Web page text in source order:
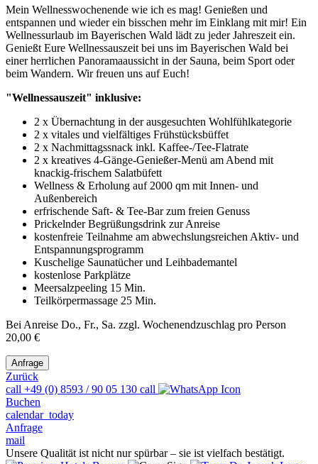
Mein Wellnesswochenende wie ich es mag! Genießen und
entspannen und wieder ein bisschen mehr im Einklang mit mir! Ein
Wellnessurlaub im Bayerischen Wald lädt zu jeder Jahreszeit ein.
Genießt Eure Wellnessauszeit bei uns im Bayerischen Wald bei
einer herrlichen Panoramaaussicht in der Sauna, beim Sport oder
beim Wandern. Wir freuen uns auf Euch!
"Wellnessauszeit" inklusive:
2 x Übernachtung in der ausgesuchten Wohlfühlkategorie
2 x vitales und vielfältiges Frühstücksbüffet
2 x Nachmittagssnack inkl. Kaffee-/Tee-Flatrate
2 x kreatives 4-Gänge-Genießer-Menü am Abend mit
knackig-frischem Salatbüfett
Wellness & Erholung auf 2000 qm mit Innen- und
Außenbereich
erfrischende Saft- & Tee-Bar zum freien Genuss
Prickelnder Begrüßungsdrink zur Anreise
kostenfreie Teilnahme am abwechslungsreichen Aktiv- und
Entspannungsprogramm
Kuschelige Saunatücher und Leihbademantel
kostenlose Parkplätze
Meersalzpeeling 15 Min.
Teilkörpermassage 25 Min.
Bei Anreise Do., Fr., Sa. zzgl. Wochenendzuschlag pro Person
20,00 €
Zurück
call +49 (0) 8593 / 90 05 130 call
Buchen
calendar_today
Anfrage
mail
Unsere Qualität ist nicht nur spürbar – sie ist vielfach bestätigt.